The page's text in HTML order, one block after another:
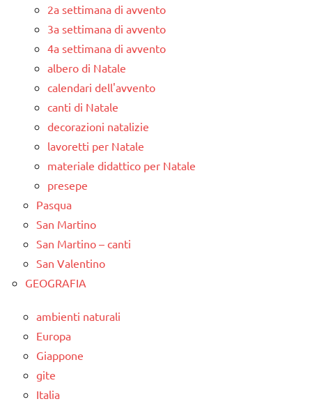
2a settimana di avvento
3a settimana di avvento
4a settimana di avvento
albero di Natale
calendari dell'avvento
canti di Natale
decorazioni natalizie
lavoretti per Natale
materiale didattico per Natale
presepe
Pasqua
San Martino
San Martino – canti
San Valentino
GEOGRAFIA
ambienti naturali
Europa
Giappone
gite
Italia